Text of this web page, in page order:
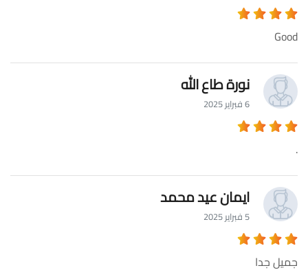
Good
نورة طاع الله
6 فبراير 2025
.
ايمان عيد محمد
5 فبراير 2025
جميل جدا